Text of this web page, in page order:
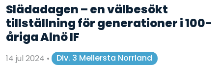
Slädadagen – en välbesökt
tillställning för generationer i 100-
åriga Alnö IF
14 jul 2024 •
Div. 3 Mellersta Norrland